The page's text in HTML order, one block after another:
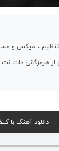
، میکس و
هرمزگانی دات نت و
دانلود آهنگ با